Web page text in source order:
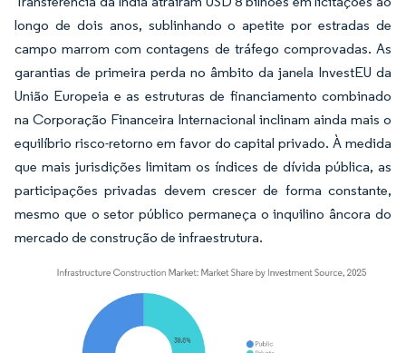
longo de dois anos, sublinhando o apetite por estradas de
campo marrom com contagens de tráfego comprovadas. As
garantias de primeira perda no âmbito da janela InvestEU da
União Europeia e as estruturas de financiamento combinado
na Corporação Financeira Internacional inclinam ainda mais o
equilíbrio risco-retorno em favor do capital privado. À medida
que mais jurisdições limitam os índices de dívida pública, as
participações privadas devem crescer de forma constante,
mesmo que o setor público permaneça o inquilino âncora do
mercado de construção de infraestrutura.